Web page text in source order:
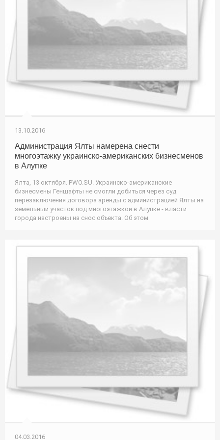
13.10.2016
Администрация Ялты намерена снести
многоэтажку украинско-американских бизнесменов
в Алупке
Ялта, 13 октября. PWO.SU. Украинско-американские
бизнесмены Геншафты не смогли добиться через суд
перезаключения договора аренды с администрацией Ялты на
земельный участок под многоэтажкой в Алупке - власти
города настроены на снос объекта. Об этом
04.03.2016